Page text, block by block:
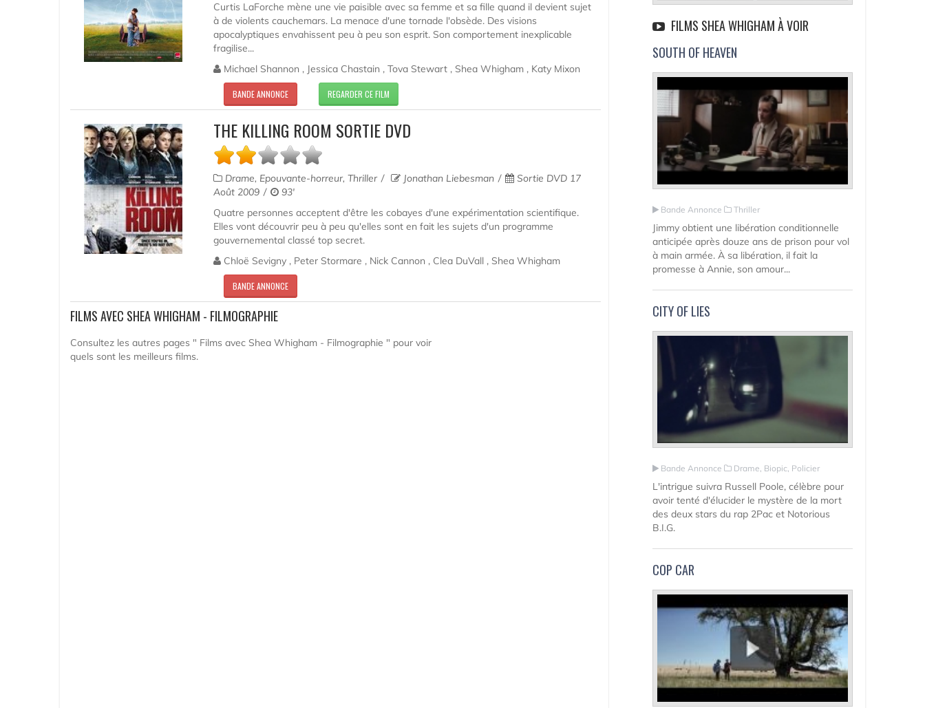
Curtis LaForche mène une vie paisible avec sa femme et sa fille quand il devient sujet
à de violents cauchemars. La menace d'une tornade l'obsède. Des visions
apocalyptiques envahissent peu à peu son esprit. Son comportement inexplicable
fragilise...
Michael Shannon , Jessica Chastain , Tova Stewart , Shea Whigham , Katy Mixon
BANDE ANNONCE REGARDER CE FILM
THE KILLING ROOM SORTIE DVD
Drame, Epouvante-horreur, Thriller Jonathan Liebesman
Sortie DVD 17
Août 2009
93'
Quatre personnes acceptent d'être les cobayes d'une expérimentation scientifique.
Elles vont découvrir peu à peu qu'elles sont en fait les sujets d'un programme
gouvernemental classé top secret.
Chloë Sevigny , Peter Stormare , Nick Cannon , Clea DuVall , Shea Whigham
BANDE ANNONCE
FILMS AVEC SHEA WHIGHAM - FILMOGRAPHIE
Consultez les autres pages " Films avec Shea Whigham - Filmographie " pour voir
quels sont les meilleurs films.
FILMS SHEA WHIGHAM À VOIR
SOUTH OF HEAVEN
Bande Annonce Thriller
Jimmy obtient une libération conditionnelle
anticipée après douze ans de prison pour vol
à main armée. À sa libération, il fait la
promesse à Annie, son amour...
CITY OF LIES
Bande Annonce Drame, Biopic, Policier
L'intrigue suivra Russell Poole, célèbre pour
avoir tenté d'élucider le mystère de la mort
des deux stars du rap 2Pac et Notorious
B.I.G.
COP CAR